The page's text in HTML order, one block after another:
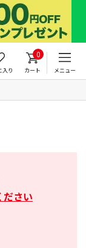
入り
0
カート メニュー
ださい